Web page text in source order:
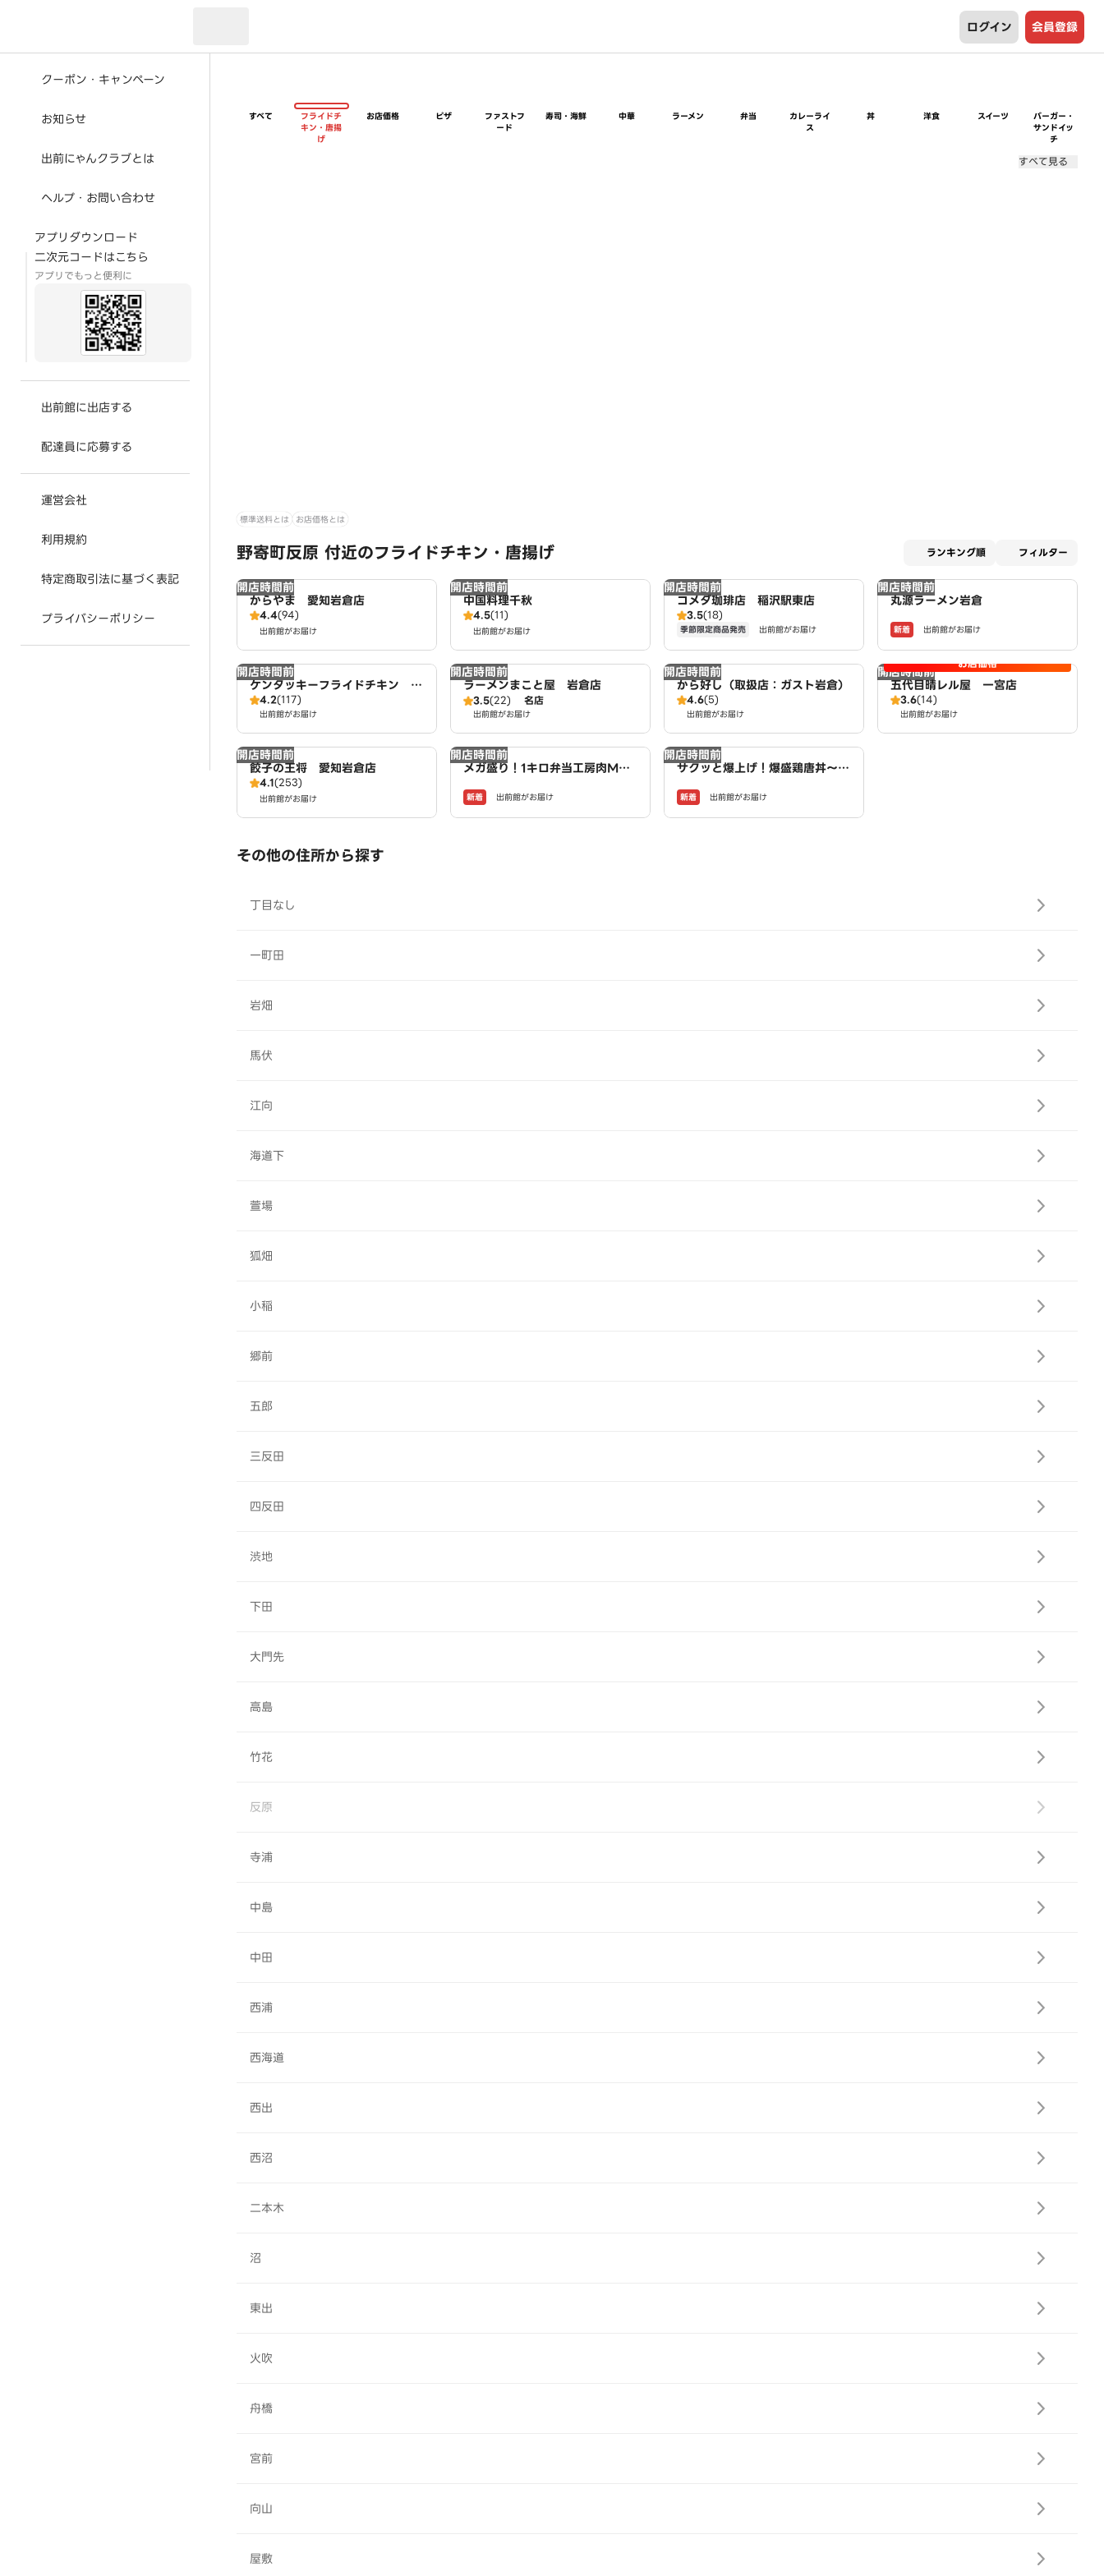
ログイン 会員登録
クーポン・キャンペーン
お知らせ
出前にゃんクラブとは
ヘルプ・お問い合わせ
アプリダウンロード
二次元コードはこちら
アプリでもっと便利に
出前館に出店する
配達員に応募する
運営会社
利用規約
特定商取引法に基づく表記
プライバシーポリシー
すべて
フライドチ
キン・唐揚
げ
お店価格 ピザ
ファストフ
ード
寿司・海鮮 中華 ラーメン 弁当
カレーライ
ス
丼 洋食 スイーツ
バーガー・
サンドイッ
チ
すべて見る
標準送料とは お店価格とは
野寄町反原 付近のフライドチキン・唐揚げ ランキング順 フィルター
開店時間前
からやま 愛知岩倉店
4.4(94)
出前館がお届け
開店時間前
中国料理千秋
4.5(11)
出前館がお届け
開店時間前
コメダ珈琲店 稲沢駅東店
3.5(18)
季節限定商品発売 出前館がお届け
開店時間前
丸源ラーメン岩倉
新着 出前館がお届け
開店時間前
ケンタッキーフライドチキン 岩
倉店
4.2(117)
出前館がお届け
開店時間前
ラーメンまこと屋 岩倉店
3.5(22) 名店
出前館がお届け
開店時間前
から好し（取扱店：ガスト岩倉）
4.6(5)
出前館がお届け
開店時間前 お店価格
五代目晴レル屋 一宮店
3.6(14)
出前館がお届け
開店時間前
餃子の王将 愛知岩倉店
4.1(253)
出前館がお届け
開店時間前
メガ盛り！1キロ弁当工房肉MA
西店
新着 出前館がお届け
開店時間前
サクッと爆上げ！爆盛鶏唐丼～唐
新着 出前館がお届け
その他の住所から探す
丁目なし
一町田
岩畑
馬伏
江向
海道下
萱場
狐畑
小稲
郷前
五郎
三反田
四反田
渋地
下田
大門先
高島
竹花
反原
寺浦
中島
中田
西浦
西海道
西出
西沼
二本木
沼
東出
火吹
舟橋
宮前
向山
屋敷